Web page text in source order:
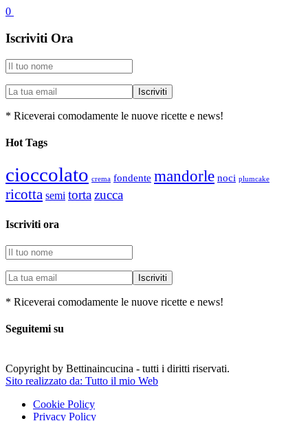
0
Iscriviti Ora
* Riceverai comodamente le nuove ricette e news!
Hot Tags
cioccolato crema fondente mandorle noci plumcake
ricotta semi tortazucca
Iscriviti ora
* Riceverai comodamente le nuove ricette e news!
Seguitemi su
Copyright by Bettinaincucina - tutti i diritti riservati.
Sito realizzato da: Tutto il mio Web
Cookie Policy
Privacy Policy